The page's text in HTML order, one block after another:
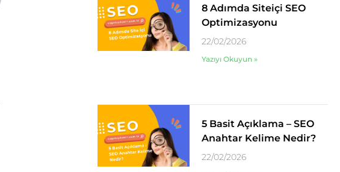
8 Adımda Siteiçi SEO
Optimizasyonu
22/02/2026
Yazıyı Okuyun »
5 Basit Açıklama – SEO
Anahtar Kelime Nedir?
22/02/2026